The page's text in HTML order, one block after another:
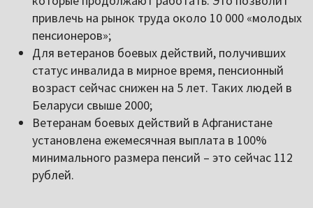
привлечь на рынок труда около 10 000 «молодых
пенсионеров»;
Для ветеранов боевых действий, получивших
статус инвалида в мирное время, пенсионный
возраст сейчас снижен на 5 лет. Таких людей в
Беларуси свыше 2000;
Ветеранам боевых действий в Афганистане
установлена ежемесячная выплата в 100%
минимального размера пенсий – это сейчас 112
рублей.